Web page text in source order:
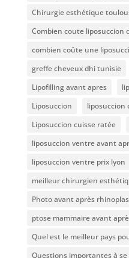
Chirurgie esthétique
Combien coute liposuccion
combien coûte une
greffe cheveux dhi tunisie
Lipofilling avant apres
Liposuccion
liposuccion
Liposuccion cuisse ratée
liposuccion ventre avant
liposuccion ventre prix lyon
meilleur chirurgien
Photo avant après
ptose mammaire avant
Quel est le meilleur pays
Questions importantes à